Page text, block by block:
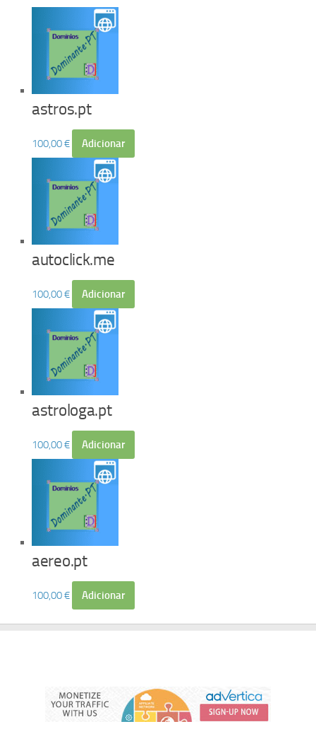
astros.pt
100,00€ Adicionar
autoclick.me
100,00€ Adicionar
astrologa.pt
100,00€ Adicionar
aereo.pt
100,00€ Adicionar